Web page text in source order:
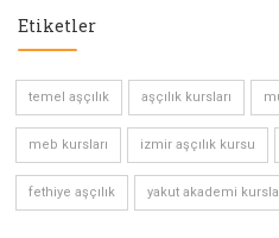
Etiketler
temel aşçılık aşçılık kursları
meb kursları izmir aşçılık kursu
fethiye aşçılık yakut akademi